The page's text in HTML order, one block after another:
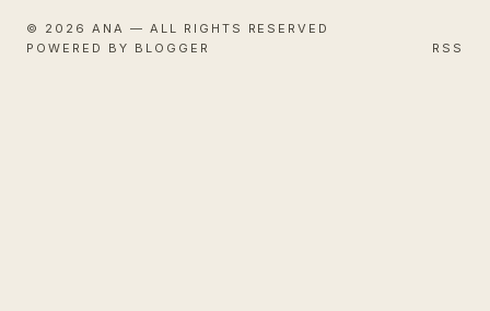
© 2026 ANA — ALL RIGHTS RESERVED
POWERED BY BLOGGER
RSS